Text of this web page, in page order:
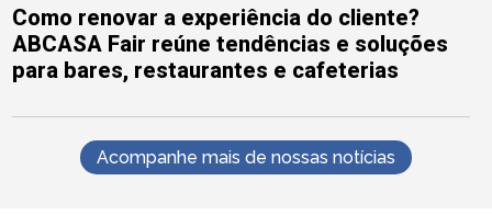
Como renovar a experiência do cliente?
ABCASA Fair reúne tendências e soluções
para bares, restaurantes e cafeterias
Acompanhe mais de nossas notícias